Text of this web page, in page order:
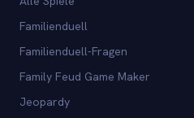
Familienduell
Familienduell-Fragen
Family Feud Game Maker
Jeopardy